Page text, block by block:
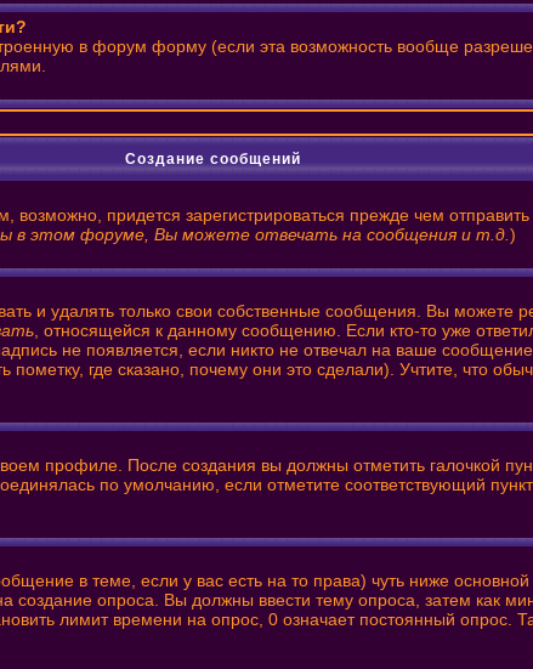
в форум форму (если эта возможность вообще
Создание сообщений
придется зарегистрироваться прежде чем
в этом форуме, Вы можете отвечать на сообщения и т.д. )
и удалять только свои собственные сообщения. Вы можете
, относящейся к данному сообщению. Если кто-то уже
не появляется, если никто не отвечал на ваше
где сказано, почему они это сделали). Учтите, что
профиле. После создания вы должны отметить галочкой
по умолчанию, если отметите соответствующий
в теме, если у вас есть на то права) чуть ниже
создание опроса. Вы должны ввести тему опроса, затем как
лимит времени на опрос, 0 означает постоянный опрос.